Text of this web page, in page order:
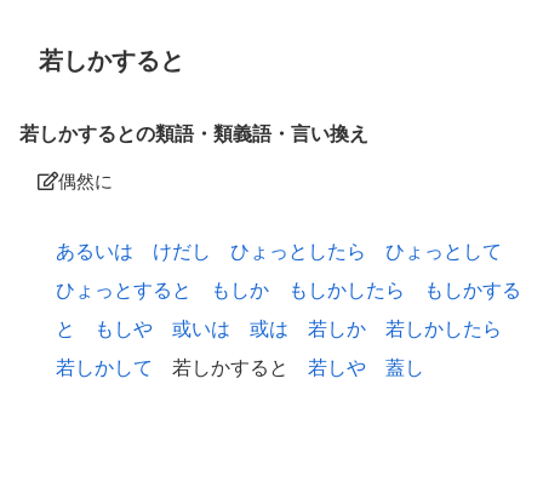
若しかすると
若しかするとの類語・類義語・言い換え
偶然に
あるいは けだし ひょっとしたら
ひょっとして
ひょっとすると
もしか もしかしたら
もしかする
と
もしや 或いは 或は 若しか
若しかしたら
若しかして
若しかすると 若しや 蓋し